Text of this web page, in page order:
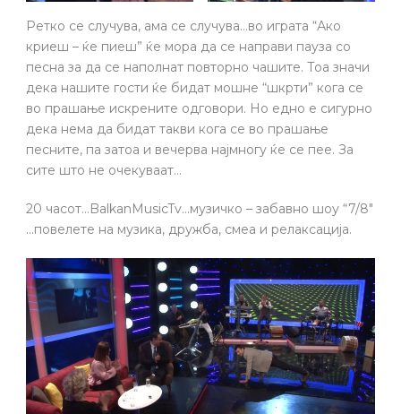
Ретко се случува, ама се случува…во играта “Ако
криеш – ќе пиеш” ќе мора да се направи пауза со
песна за да се наполнат повторно чашите. Тоа значи
дека нашите гости ќе бидат мошне “шкрти” кога се
во прашање искрените одговори. Но едно е сигурно
дека нема да бидат такви кога се во прашање
песните, па затоа и вечерва најмногу ќе се пее. За
сите што не очекуваат…
20 часот…BalkanMusicTv…музичко – забавно шоу “7/8″
…повелете на музика, дружба, смеа и релаксација.